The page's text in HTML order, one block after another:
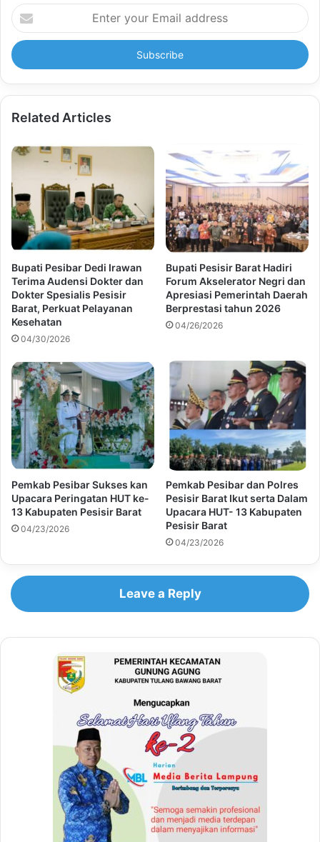
Enter
your
Email
address
Related Articles
Bupati Pesibar Dedi Irawan
Terima Audensi Dokter dan
Dokter Spesialis Pesisir
Barat, Perkuat Pelayanan
Kesehatan
04/30/2026
Bupati Pesisir Barat Hadiri
Forum Akselerator Negri dan
Apresiasi Pemerintah Daerah
Berprestasi tahun 2026
04/26/2026
Pemkab Pesibar Sukses kan
Upacara Peringatan HUT ke-
13 Kabupaten Pesisir Barat
04/23/2026
Pemkab Pesibar dan Polres
Pesisir Barat Ikut serta Dalam
Upacara HUT- 13 Kabupaten
Pesisir Barat
04/23/2026
Leave a Reply